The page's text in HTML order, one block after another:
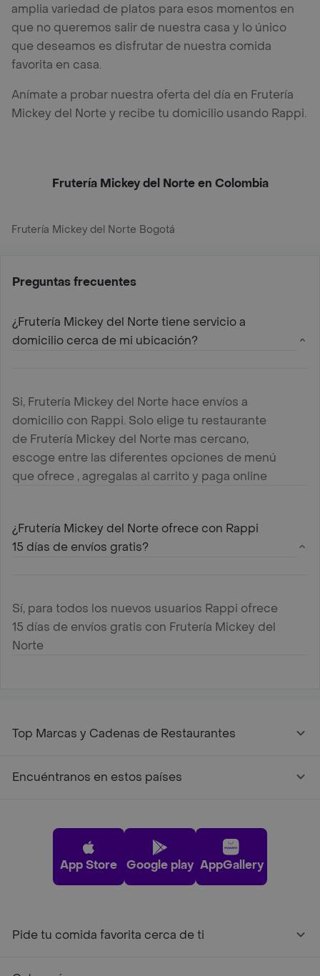
amplia variedad de platos para esos momentos en
que no queremos salir de nuestra casa y lo único
que deseamos es disfrutar de nuestra comida
favorita en casa.
Anímate a probar nuestra oferta del día en Frutería
Mickey del Norte y recibe tu domicilio usando Rappi.
Frutería Mickey del Norte en Colombia
Frutería Mickey del Norte Bogotá
Preguntas frecuentes
¿Frutería Mickey del Norte tiene servicio a
domicilio cerca de mi ubicación?
Si, Frutería Mickey del Norte hace envíos a
domicilio con Rappi. Solo elige tu restaurante
de Frutería Mickey del Norte mas cercano,
escoge entre las diferentes opciones de menú
que ofrece , agregalas al carrito y paga online
¿Frutería Mickey del Norte ofrece con Rappi
15 días de envíos gratis?
Sí, para todos los nuevos usuarios Rappi ofrece
15 días de envíos gratis con Frutería Mickey del
Norte
Top Marcas y Cadenas de Restaurantes
Encuéntranos en estos países
App Store Google play AppGallery
Pide tu comida favorita cerca de ti